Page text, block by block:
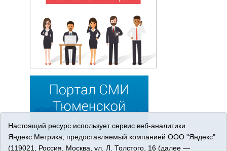
Настоящий ресурс использует сервис веб-аналитики
Яндекс.Метрика, предоставляемый компанией ООО "Яндекс"
(119021, Россия, Москва, ул. Л. Толстого, 16 (далее —